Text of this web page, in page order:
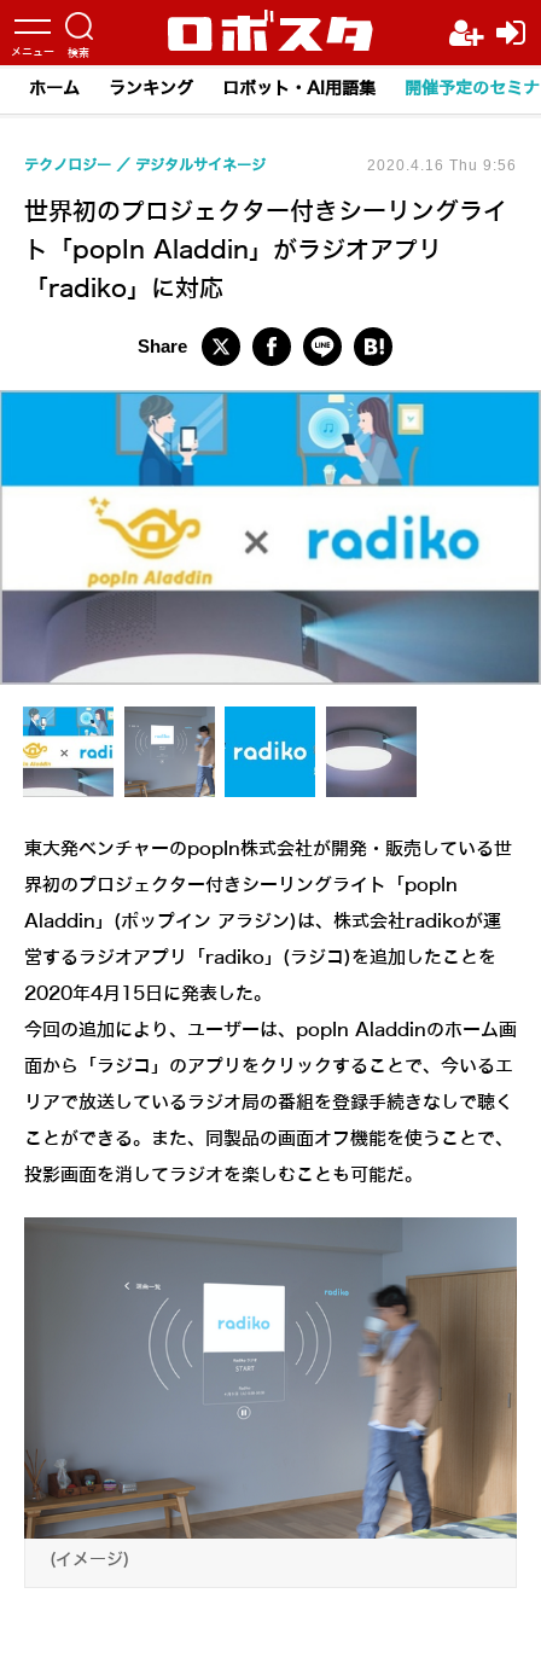
ホーム ランキング ロボット・AI用語集 開催予定のセミ
世界初のプロジェクター付きシーリングライ
ト「popIn Aladdin」がラジオアプリ
「radiko」に対応
テクノロジー デジタルサイネージ 2020.4.16 Thu 9:56
東大発ベンチャーのpopIn株式会社が開発・販売している世
界初のプロジェクター付きシーリングライト「popIn
Aladdin」(ポップイン アラジン)は、株式会社radikoが運
営するラジオアプリ「radiko」(ラジコ)を追加したことを
2020年4月15日に発表した。
今回の追加により、ユーザーは、popIn Aladdinのホーム画
面から「ラジコ」のアプリをクリックすることで、今いるエ
リアで放送しているラジオ局の番組を登録手続きなしで聴く
ことができる。また、同製品の画面オフ機能を使うことで、
投影画面を消してラジオを楽しむことも可能だ。
(イメージ)